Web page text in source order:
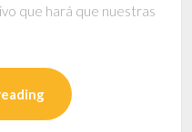
que hará que nuestras